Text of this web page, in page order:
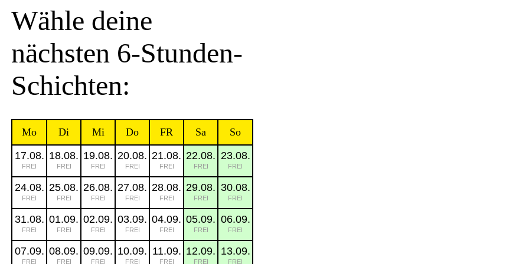
Wähle deine
nächsten 6-Stunden-
Schichten:
Mo Di Mi Do FR Sa
So
17.08.
FREI
18.08.
FREI
19.08.
FREI
20.08.
FREI
21.08.
FREI
22.08.
FREI
23.08.
FREI
24.08.
FREI
25.08.
FREI
26.08.
FREI
27.08.
FREI
28.08.
FREI
29.08.
FREI
30.08.
FREI
31.08.
FREI
01.09.
FREI
02.09.
FREI
03.09.
FREI
04.09.
FREI
05.09.
FREI
06.09.
FREI
07.09.
FREI
08.09.
FREI
09.09.
FREI
10.09.
FREI
11.09.
FREI
12.09.
FREI
13.09.
FREI